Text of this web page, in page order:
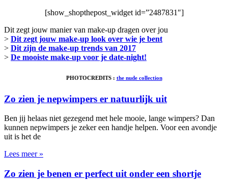
[show_shopthepost_widget id=”2487831″]
Dit zegt jouw manier van make-up dragen over jou
> Dit zegt jouw make-up look over wie je bent
> Dit zijn de make-up trends van 2017
> De mooiste make-up voor je date-night!
PHOTOCREDITS : the nude collection
Zo zien je nepwimpers er natuurlijk uit
Ben jij helaas niet gezegend met hele mooie, lange wimpers? Dan
kunnen nepwimpers je zeker een handje helpen. Voor een avondje
uit is het de
Lees meer »
Zo zien je benen er perfect uit onder een shortje